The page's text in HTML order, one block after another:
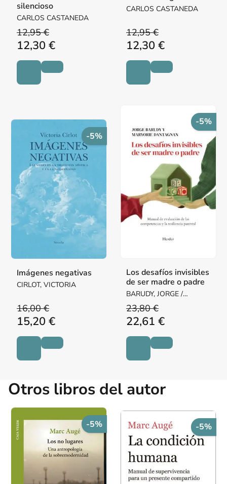
silencioso
CARLOS CASTANEDA
12,95 €
12,30 €
CARLOS CASTANEDA
12,95 €
12,30 €
-5%
Imágenes negativas
CIRLOT, VICTORIA
16,00 €
15,20 €
-5%
Los desafíos invisibles
de ser madre o padre
BARUDY, JORGE /
DANTAGNAN, MARYORIE
23,80 €
22,61 €
Otros libros del autor
-5% -5%